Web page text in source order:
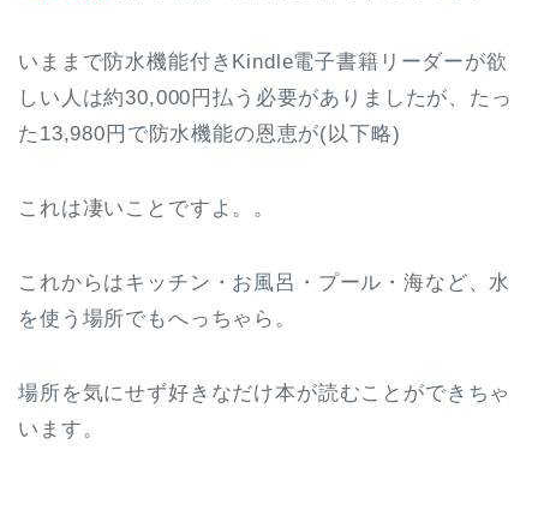
いままで防水機能付きKindle電子書籍リーダーが欲
しい人は約30,000円払う必要がありましたが、たっ
た13,980円で防水機能の恩恵が(以下略)
これは凄いことですよ。。
これからはキッチン・お風呂・プール・海など、水
を使う場所でもへっちゃら。
場所を気にせず好きなだけ本が読むことができちゃ
います。